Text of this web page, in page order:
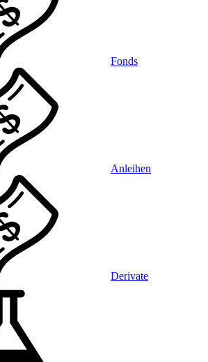
Fonds
Anleihen
Derivate